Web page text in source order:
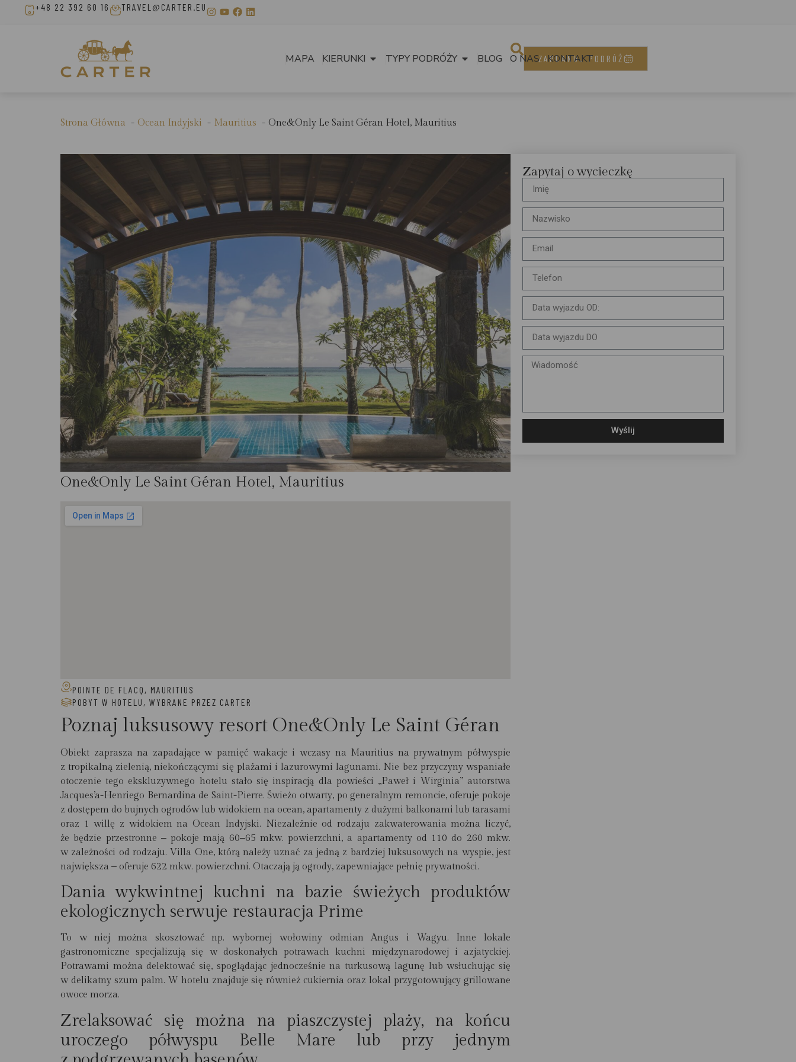
+48 22 392 60 16 TRAVEL@CARTER.EU
MAPA KIERUNKI TYPY PODRÓŻY BLOG O NAS KONTAKT
ZAPLANUJ PODRÓŻ
Strona Główna Ocean Indyjski Mauritius One&Only Le Saint Géran Hotel, Mauritius
One&Only Le Saint Géran Hotel, Mauritius
POINTE DE FLACQ, MAURITIUS
POBYT W HOTELU , WYBRANE PRZEZ CARTER
Poznaj luksusowy resort One&Only Le Saint Géran
Obiekt zaprasza na zapadające w pamięć wakacje i wczasy na Mauritius na prywatnym półwyspie
z tropikalną zielenią, niekończącymi się plażami i lazurowymi lagunami. Nie bez przyczyny wspaniałe
otoczenie tego ekskluzywnego hotelu stało się inspiracją dla powieści „Paweł i Wirginia” autorstwa
Jacques’a-Henriego Bernardina de Saint-Pierre. Świeżo otwarty, po generalnym remoncie, oferuje pokoje
z dostępem do bujnych ogrodów lub widokiem na ocean, apartamenty z dużymi balkonami lub tarasami
oraz 1 willę z widokiem na Ocean Indyjski. Niezależnie od rodzaju zakwaterowania można liczyć,
że będzie przestronne ‒ pokoje mają 60‒65 mkw. powierzchni, a apartamenty od 110 do 260 mkw.
w zależności od rodzaju. Villa One, którą należy uznać za jedną z bardziej luksusowych na wyspie, jest
największa ‒ oferuje 622 mkw. powierzchni. Otaczają ją ogrody, zapewniające pełnię prywatności.
Dania wykwintnej kuchni na bazie świeżych produktów
ekologicznych serwuje restauracja Prime
To w niej można skosztować np. wybornej wołowiny odmian Angus i Wagyu. Inne lokale
gastronomiczne specjalizują się w doskonałych potrawach kuchni międzynarodowej i azjatyckiej.
Potrawami można delektować się, spoglądając jednocześnie na turkusową lagunę lub wsłuchując się
w delikatny szum palm. W hotelu znajduje się również cukiernia oraz lokal przygotowujący grillowane
owoce morza.
Zrelaksować się można na piaszczystej plaży, na końcu
uroczego półwyspu Belle Mare lub przy jednym
Zapytaj o wycieczkę
Wyślij